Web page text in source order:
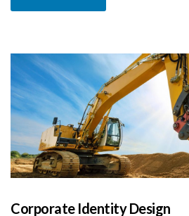
Corporate Identity Design